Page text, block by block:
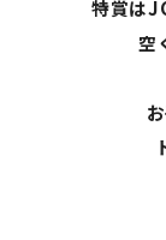
特賞は
空